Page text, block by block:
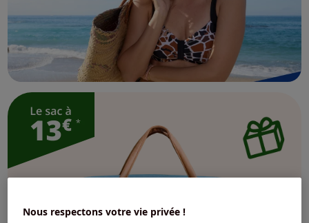
Nous respectons votre vie privée !